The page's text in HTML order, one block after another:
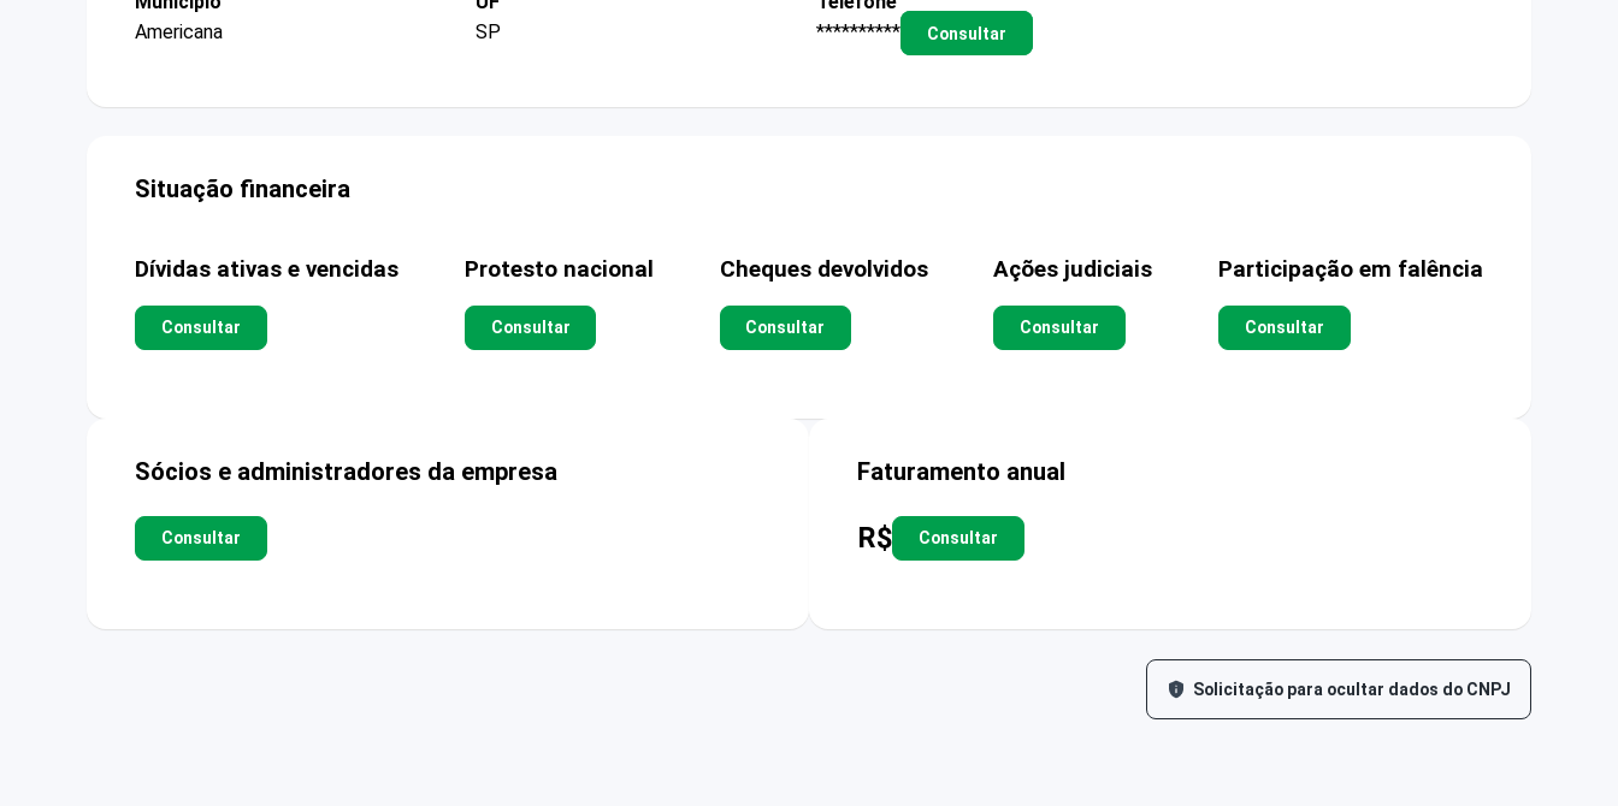
Americana
SP
**********
Consultar
Situação financeira
Dívidas ativas e vencidas
Consultar
Protesto nacional
Consultar
Cheques devolvidos
Consultar
Ações judiciais
Consultar
Participação em falência
Consultar
Sócios e administradores da empresa
Consultar
Faturamento anual
R$ Consultar
Solicitação para ocultar dados do CNPJ